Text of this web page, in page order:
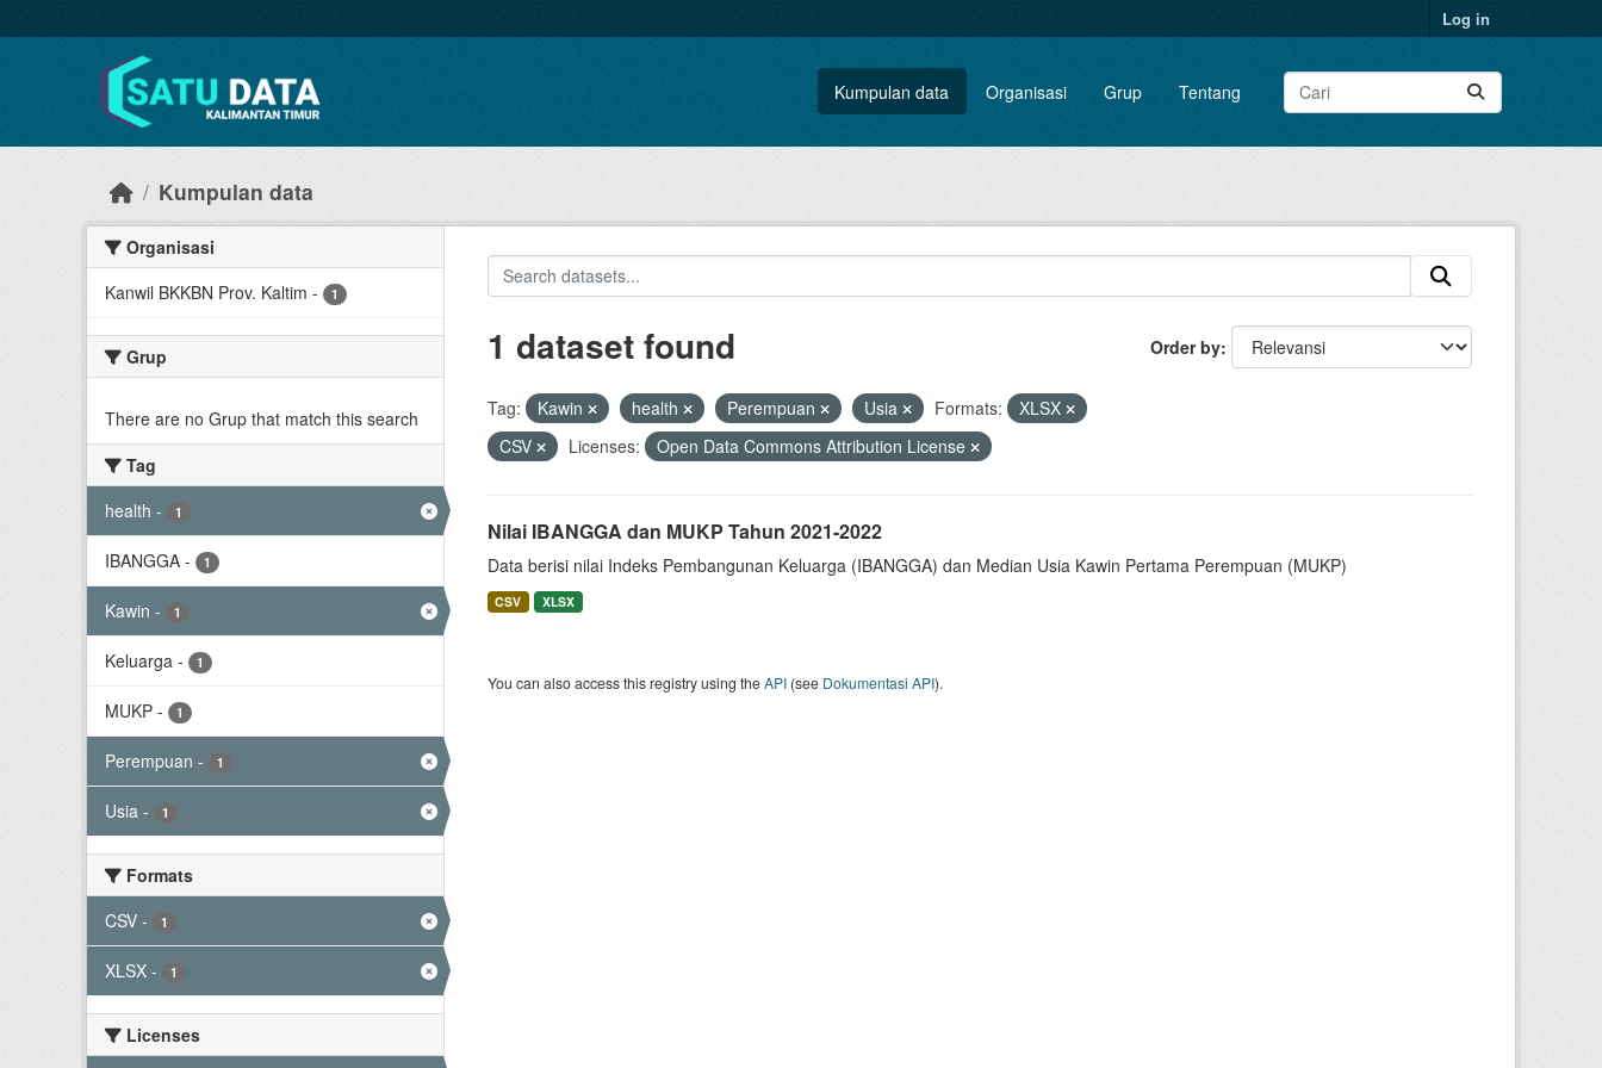
Log in
Kumpulan data Organisasi Grup Tentang
Kumpulan data
Organisasi
Kanwil BKKBN Prov. Kaltim - 1
Grup
There are no Grup that match this search
Tag
health - 1
IBANGGA - 1
Kawin - 1
Keluarga - 1
MUKP - 1
Perempuan - 1
Usia - 1
Formats
CSV - 1
XLSX - 1
Licenses
Order by
1 dataset found
Tag: Kawin health Perempuan Usia Formats:
XLSX
CSV
Licenses: Open Data Commons Attribution License
Nilai IBANGGA dan MUKP Tahun 2021-2022
Data berisi nilai Indeks Pembangunan Keluarga (IBANGGA) dan Median Usia Kawin Pertama Perempuan (MUKP)
CSV XLSX
You can also access this registry using theAPI(see Dokumentasi API).